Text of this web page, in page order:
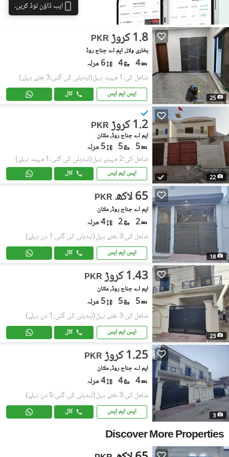
ایپ ڈاؤن لوڈ کریں۔
25
PKR 1.8 کروڑ
بخاری ولاز, ایم اے جناح روڈ
4
4 6 مرلہ
شامل کی:1 مہینہ پہل (تبدیلی کی گئی:3 ہفتے پہلے)
ایس ایم ایس کال
22
PKR 1.2 کروڑ
ایم اے جناح روڈ, ملتان
5
5 5 مرلہ
شامل کی:2 مہینے پہل (تبدیلی کی گئی:1 مہینہ پہلے)
ایس ایم ایس کال
18
PKR 65 لاکھ
ایم اے جناح روڈ, ملتان
2
2 4 مرلہ
شامل کی:3 ہفتے پہل (تبدیلی کی گئی:1 دن پہلے)
ایس ایم ایس کال
23
PKR 1.43 کروڑ
ایم اے جناح روڈ, ملتان
5
5 5 مرلہ
شامل کی:3 ہفتے پہل (تبدیلی کی گئی:1 دن پہلے)
ایس ایم ایس کال
3
PKR 1.25 کروڑ
ایم اے جناح روڈ, ملتان
4
4 4 مرلہ
شامل کی:3 ہفتے پہل (تبدیلی کی گئی:5 دن پہلے)
ایس ایم ایس کال
Discover More Properties